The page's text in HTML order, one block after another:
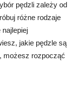
pędzli zależy od
różne rodzaje
jakie pędzle są
możesz rozpocząć